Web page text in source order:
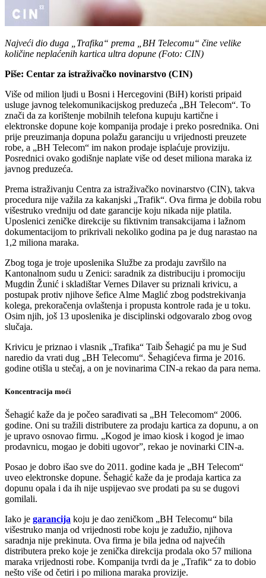
Najveći dio duga „Trafika“ prema „BH Telecomu“ čine velike
količine neplaćenih kartica ultra dopune (Foto: CIN)
Piše: Centar za istraživačko novinarstvo (CIN)
Više od milion ljudi u Bosni i Hercegovini (BiH) koristi pripaid
usluge javnog telekomunikacijskog preduzeća „BH Telecom“. To
znači da za korištenje mobilnih telefona kupuju kartične i
elektronske dopune koje kompanija prodaje i preko posrednika. Oni
prije preuzimanja dopuna polažu garanciju u vrijednosti preuzete
robe, a „BH Telecom“ im nakon prodaje isplaćuje proviziju.
Posrednici ovako godišnje naplate više od deset miliona maraka iz
javnog preduzeća.
Prema istraživanju Centra za istraživačko novinarstvo (CIN), takva
procedura nije važila za kakanjski „Trafik“. Ova firma je dobila robu
višestruko vredniju od date garancije koju nikada nije platila.
Uposlenici zeničke direkcije su fiktivnim transakcijama i lažnom
dokumentacijom to prikrivali nekoliko godina pa je dug narastao na
1,2 miliona maraka.
Zbog toga je troje uposlenika Službe za prodaju završilo na
Kantonalnom sudu u Zenici: saradnik za distribuciju i promociju
Mugdin Žunić i skladištar Vernes Dilaver su priznali krivicu, a
postupak protiv njihove šefice Alme Maglić zbog podstrekivanja
kolega, prekoračenja ovlaštenja i propusta kontrole rada je u toku.
Osim njih, još 13 uposlenika je disciplinski odgovaralo zbog ovog
slučaja.
Krivicu je priznao i vlasnik „Trafika“ Taib Šehagić pa mu je Sud
naredio da vrati dug „BH Telecomu“. Šehagićeva firma je 2016.
godine otišla u stečaj, a on je novinarima CIN-a rekao da para nema.
Koncentracija moći
Šehagić kaže da je počeo sarađivati sa „BH Telecomom“ 2006.
godine. Oni su tražili distributere za prodaju kartica za dopunu, a on
je upravo osnovao firmu. „Kogod je imao kiosk i kogod je imao
prodavnicu, mogao je dobiti ugovor”, rekao je novinarki CIN-a.
Posao je dobro išao sve do 2011. godine kada je „BH Telecom“
uveo elektronske dopune. Šehagić kaže da je prodaja kartica za
dopunu opala i da ih nije uspijevao sve prodati pa su se dugovi
gomilali.
Iako je garancija koju je dao zeničkom „BH Telecomu“ bila
višestruko manja od vrijednosti robe koju je zadužio, njihova
saradnja nije prekinuta. Ova firma je bila jedna od najvećih
distributera preko koje je zenička direkcija prodala oko 57 miliona
maraka vrijednosti robe. Kompanija tvrdi da je „Trafik“ za to dobio
nešto više od četiri i po miliona maraka provizije.